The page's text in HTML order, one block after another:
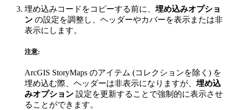
埋め込みコードをコピーする前に、 埋め込みオプショ
ン の設定を調整し、ヘッダーやカバーを表示または非
表示にします。
注意:
ArcGIS StoryMaps のアイテム (コレクションを除く) を
埋め込む際、ヘッダーは非表示になりますが、 埋め込
みオプション 設定を更新することで強制的に表示させ
ることができます。